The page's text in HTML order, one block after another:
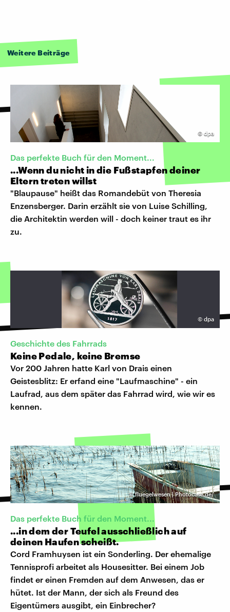
Weitere Beiträge
© dpa
Das perfekte Buch für den Moment...
...Wenn du nicht in die Fußstapfen deiner
Eltern treten willst
"Blaupause" heißt das Romandebüt von Theresia
Enzensberger. Darin erzählt sie von Luise Schilling,
die Architektin werden will - doch keiner traut es ihr
zu.
© dpa
Geschichte des Fahrrads
Keine Pedale, keine Bremse
Vor 200 Jahren hatte Karl von Drais einen
Geistesblitz: Er erfand eine "Laufmaschine" - ein
Laufrad, aus dem später das Fahrrad wird, wie wir es
kennen.
©fluegelwesen | Photocase.de/
Das perfekte Buch für den Moment...
...in dem der Teufel ausschließlich auf
deinen Haufen scheißt.
Cord Framhuysen ist ein Sonderling. Der ehemalige
Tennisprofi arbeitet als Housesitter. Bei einem Job
findet er einen Fremden auf dem Anwesen, das er
hütet. Ist der Mann, der sich als Freund des
Eigentümers ausgibt, ein Einbrecher?